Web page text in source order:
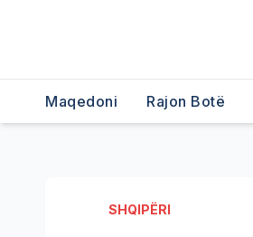
Maqedoni Rajon Botë
SHQIPËRI